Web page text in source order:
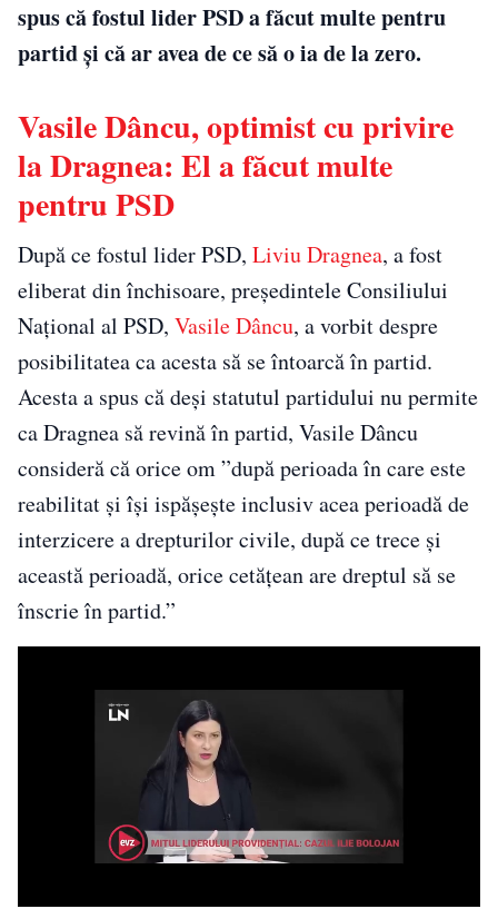
spus că fostul lider PSD a făcut multe pentru
partid și că ar avea de ce să o ia de la zero.
Vasile Dâncu, optimist cu privire
la Dragnea: El a făcut multe
pentru PSD
După ce fostul lider PSD, Liviu Dragnea, a fost
eliberat din închisoare, președintele Consiliului
Național al PSD, Vasile Dâncu, a vorbit despre
posibilitatea ca acesta să se întoarcă în partid.
Acesta a spus că deși statutul partidului nu permite
ca Dragnea să revină în partid, Vasile Dâncu
consideră că orice om ”după perioada în care este
reabilitat şi îşi ispăşeşte inclusiv acea perioadă de
interzicere a drepturilor civile, după ce trece şi
această perioadă, orice cetăţean are dreptul să se
înscrie în partid.”